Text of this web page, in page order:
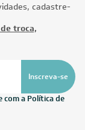
cadastre-
troca,
Inscreva-se
com a Política de